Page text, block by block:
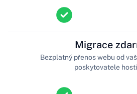
Migrace
Bezplatný přenos webu od
poskytovatele